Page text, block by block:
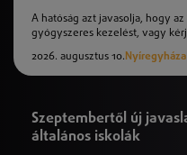
A hatóság azt javasolja, hogy
gyógyszeres kezelést, vagy
2026. augusztus 10. Nyíregyháza
Szeptembertől új
általános iskolák